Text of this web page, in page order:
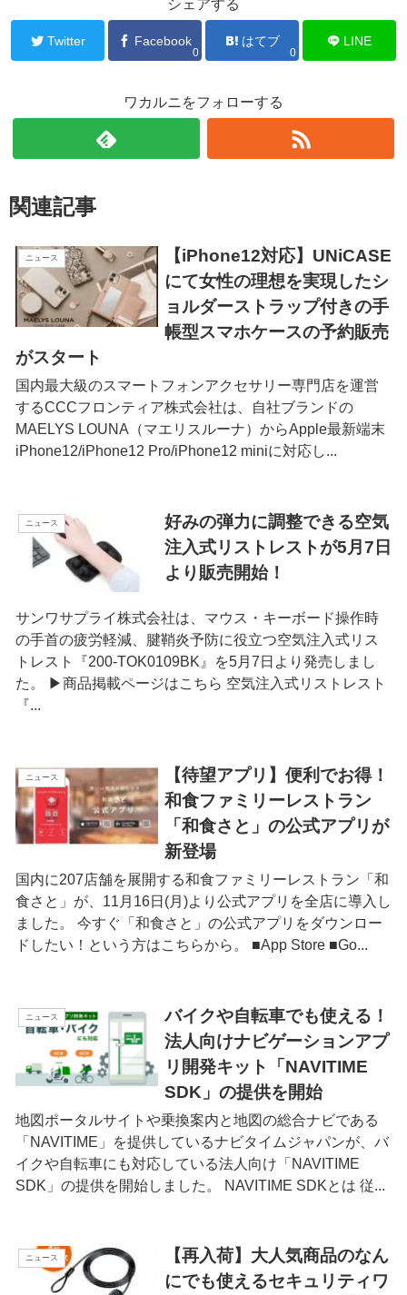
シェアする
Twitter Facebook
0
はてブ
0
LINE
ワカルニをフォローする
関連記事
ニュース
【iPhone12対応】UNiCASE
にて女性の理想を実現したシ
ョルダーストラップ付きの手
帳型スマホケースの予約販売
がスタート
国内最大級のスマートフォンアクセサリー専門店を運営
するCCCフロンティア株式会社は、自社ブランドの
MAELYS LOUNA（マエリスルーナ）からApple最新端末
iPhone12/iPhone12 Pro/iPhone12 miniに対応し...
ニュース
好みの弾力に調整できる空気
注入式リストレストが5月7日
より販売開始！
サンワサプライ株式会社は、マウス・キーボード操作時
の手首の疲労軽減、腱鞘炎予防に役立つ空気注入式リス
トレスト『200-TOK0109BK』を5月7日より発売しまし
た。 ▶商品掲載ページはこちら 空気注入式リストレスト
『...
ニュース
【待望アプリ】便利でお得！
和食ファミリーレストラン
「和食さと」の公式アプリが
新登場
国内に207店舗を展開する和食ファミリーレストラン「和
食さと」が、11月16日(月)より公式アプリを全店に導入し
ました。 今すぐ「和食さと」の公式アプリをダウンロー
ドしたい！という方はこちらから。 ■App Store ■Go...
ニュース
バイクや自転車でも使える！
法人向けナビゲーションアプ
リ開発キット「NAVITIME
SDK」の提供を開始
地図ポータルサイトや乗換案内と地図の総合ナビである
「NAVITIME」を提供しているナビタイムジャパンが、バ
イクや自転車にも対応している法人向け「NAVITIME
SDK」の提供を開始しました。 NAVITIME SDKとは 従...
ニュース
【再入荷】大人気商品のなん
にでも使えるセキュリティワ